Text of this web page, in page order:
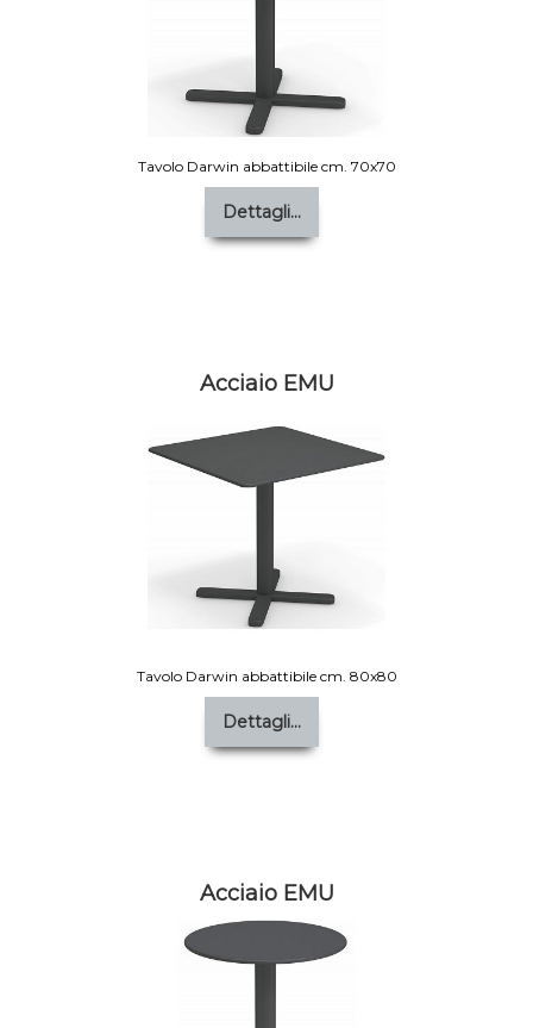
Tavolo Darwin abbattibile cm. 70x70
Dettagli...
Acciaio EMU
Tavolo Darwin abbattibile cm. 80x80
Dettagli...
Acciaio EMU